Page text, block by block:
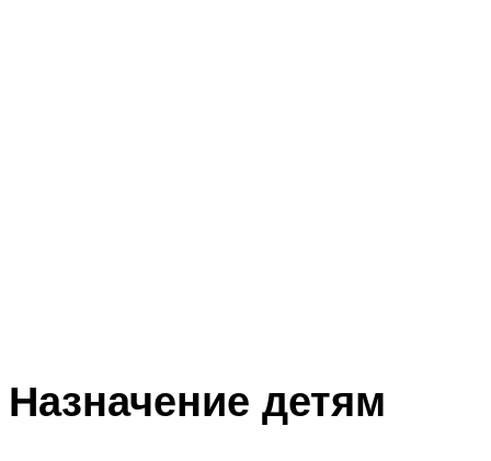
Назначение детям